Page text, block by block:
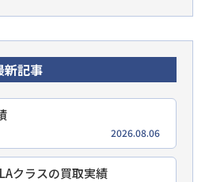
新記事
2026.08.06
クラスの買取実績